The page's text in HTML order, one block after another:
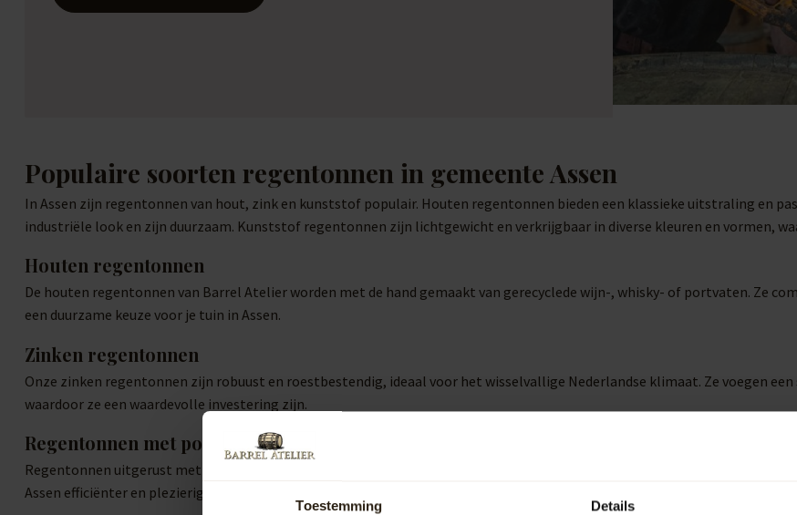
Toestemming Details
Populaire soorten regentonnen in gemeente Assen
In Assen zijn regentonnen van hout, zink en kunststof populair. Houten regentonnen bieden een klassieke uitstraling en
industriële look en zijn duurzaam. Kunststof regentonnen zijn lichtgewicht en verkrijgbaar in diverse kleuren en vormen,
Houten regentonnen
De houten regentonnen van Barrel Atelier worden met de hand gemaakt van gerecyclede wijn-, whisky- of portvaten. Ze
een duurzame keuze voor je tuin in Assen.
Zinken regentonnen
Onze zinken regentonnen zijn robuust en roestbestendig, ideaal voor het wisselvallige Nederlandse klimaat. Ze voegen
waardoor ze een waardevolle investering zijn.
Regentonnen met pomp of kraan
Regentonnen uitgerust met een pomp of kraan verhogen het gebruiksgemak aanzienlijk. Je kunt eenvoudig een gieter
Assen efficiënter en plezieriger maakt.